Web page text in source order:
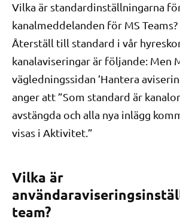
Vilka är standardinställningarna
kanalmeddelanden för MS
Återställ till standard i vår
kanalaviseringar är följande: Men
vägledningssidan ’Hantera
anger att ”Som standard är
avstängda och alla nya inlägg
visas i Aktivitet.”
Vilka är
team?